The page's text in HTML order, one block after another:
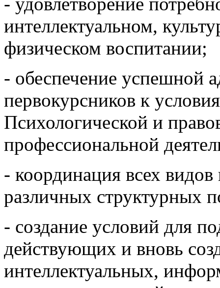
интеллектуальном,
физическом воспитании;
- обеспечение успешной
первокурсников к
Психологической и
профессиональной
- координация всех видов
различных структурных
- создание условий для
действующих и вновь
интеллектуальных,